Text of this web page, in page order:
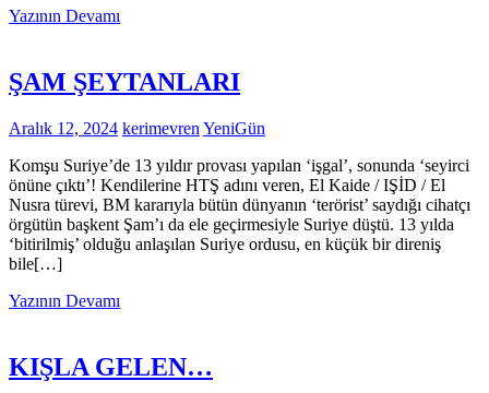
Yazının Devamı
ŞAM ŞEYTANLARI
Aralık 12, 2024 kerimevren YeniGün
Komşu Suriye’de 13 yıldır provası yapılan ‘işgal’, sonunda ‘seyirci
önüne çıktı’! Kendilerine HTŞ adını veren, El Kaide / IŞİD / El
Nusra türevi, BM kararıyla bütün dünyanın ‘terörist’ saydığı cihatçı
örgütün başkent Şam’ı da ele geçirmesiyle Suriye düştü. 13 yılda
‘bitirilmiş’ olduğu anlaşılan Suriye ordusu, en küçük bir direniş
bile[…]
Yazının Devamı
KIŞLA GELEN…